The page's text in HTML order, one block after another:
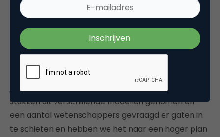
Daar hadden we goede ervaringen mee, maar er
“Op een dag deden we een workshop met Shotton
lukt om daarbij de afkorting BRAIN te maken, moet
stukken uit verschillende modellen genomen en
een aantal wetenschappers gevraagd er gaten in
te schieten en hebben we het naar een hoger plan